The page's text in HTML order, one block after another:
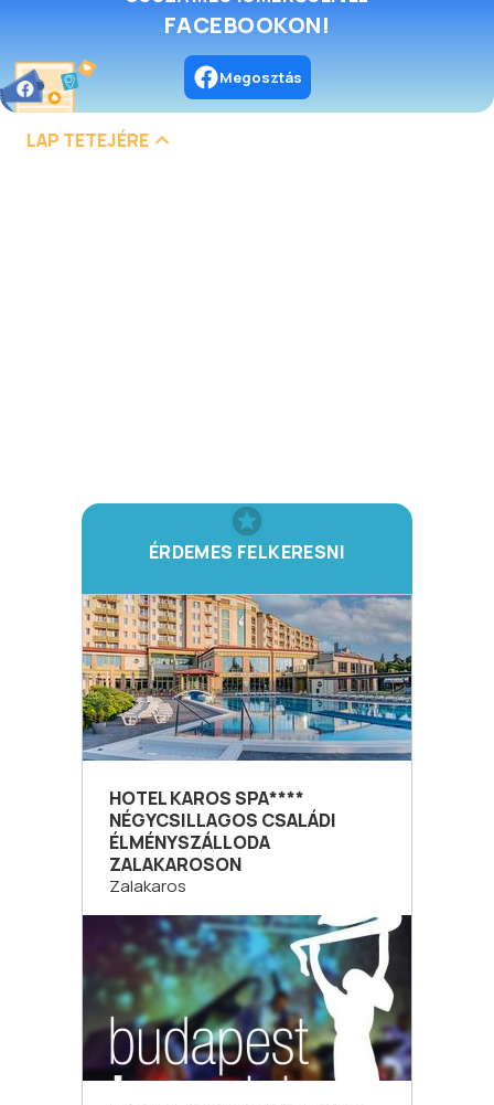
FACEBOOKON!
Megosztás
LAP TETEJÉRE
ÉRDEMES FELKERESNI
HOTEL KAROS SPA****
NÉGYCSILLAGOS CSALÁDI
ÉLMÉNYSZÁLLODA
ZALAKAROSON
Zalakaros